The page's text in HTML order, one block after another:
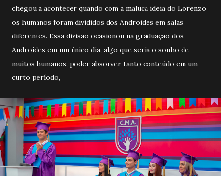
chegou a acontecer quando com a maluca ideia do Lorenzo
os humanos foram divididos dos Androides em salas
diferentes. Essa divisão ocasionou na graduação dos
Androides em um único dia, algo que seria o sonho de
muitos humanos, poder absorver tanto conteúdo em um
curto período,